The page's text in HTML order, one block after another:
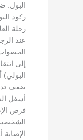
البول.
ركود
رحلة
عند
إلى
ضعف
أسفل
فرص